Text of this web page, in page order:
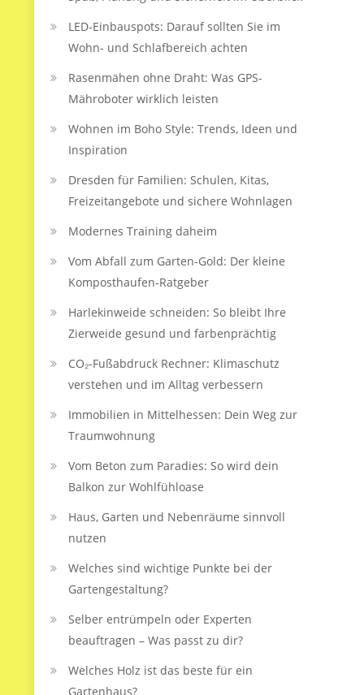
LED‑Einbauspots: Darauf sollten Sie im
Wohn- und Schlafbereich achten
Rasenmähen ohne Draht: Was GPS-
Mähroboter wirklich leisten
Wohnen im Boho Style: Trends, Ideen und
Inspiration
Dresden für Familien: Schulen, Kitas,
Freizeitangebote und sichere Wohnlagen
Modernes Training daheim
Vom Abfall zum Garten-Gold: Der kleine
Komposthaufen‑Ratgeber
Harlekinweide schneiden: So bleibt Ihre
Zierweide gesund und farbenprächtig
CO₂-Fußabdruck Rechner: Klimaschutz
verstehen und im Alltag verbessern
Immobilien in Mittelhessen: Dein Weg zur
Traumwohnung
Vom Beton zum Paradies: So wird dein
Balkon zur Wohlfühloase
Haus, Garten und Nebenräume sinnvoll
nutzen
Welches sind wichtige Punkte bei der
Gartengestaltung?
Selber entrümpeln oder Experten
beauftragen – Was passt zu dir?
Welches Holz ist das beste für ein
Gartenhaus?